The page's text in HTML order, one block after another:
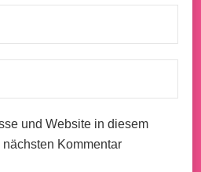
und Website in diesem
Kommentar